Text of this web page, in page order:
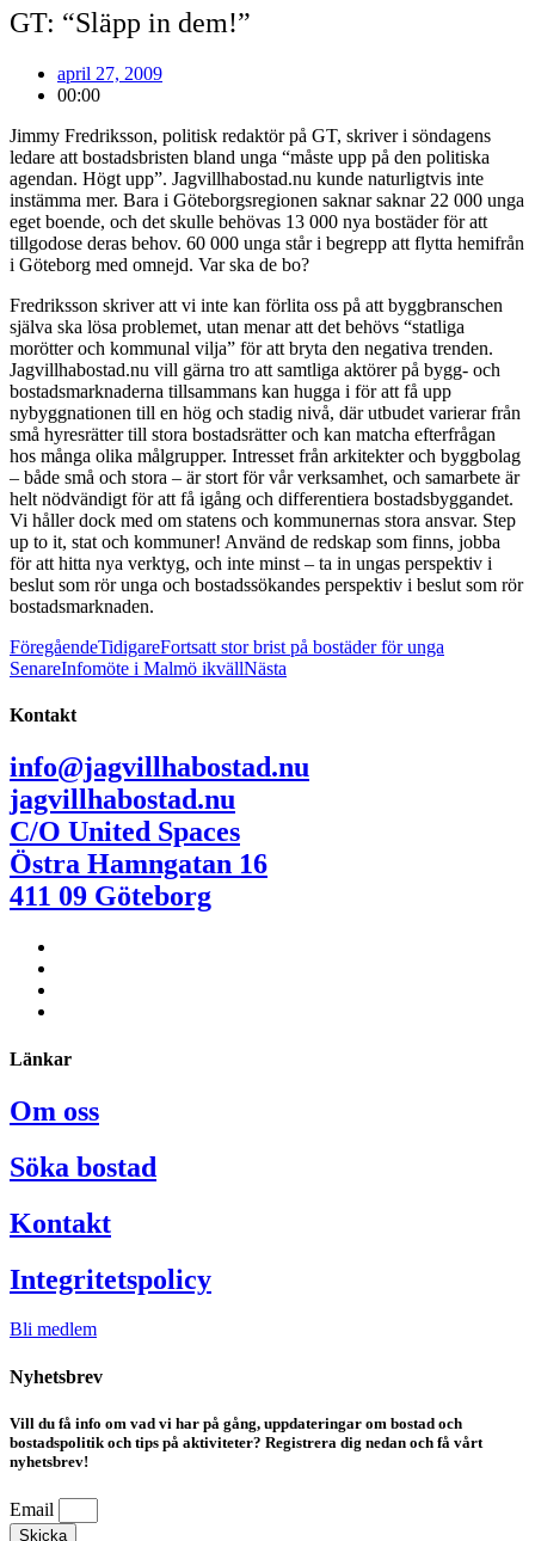
GT: “Släpp in dem!”
april 27, 2009
00:00
Jimmy Fredriksson, politisk redaktör på GT, skriver i söndagens
ledare att bostadsbristen bland unga “måste upp på den politiska
agendan. Högt upp”. Jagvillhabostad.nu kunde naturligtvis inte
instämma mer. Bara i Göteborgsregionen saknar saknar 22 000 unga
eget boende, och det skulle behövas 13 000 nya bostäder för att
tillgodose deras behov. 60 000 unga står i begrepp att flytta hemifrån
i Göteborg med omnejd. Var ska de bo?
Fredriksson skriver att vi inte kan förlita oss på att byggbranschen
själva ska lösa problemet, utan menar att det behövs “statliga
morötter och kommunal vilja” för att bryta den negativa trenden.
Jagvillhabostad.nu vill gärna tro att samtliga aktörer på bygg- och
bostadsmarknaderna tillsammans kan hugga i för att få upp
nybyggnationen till en hög och stadig nivå, där utbudet varierar från
små hyresrätter till stora bostadsrätter och kan matcha efterfrågan
hos många olika målgrupper. Intresset från arkitekter och byggbolag
– både små och stora – är stort för vår verksamhet, och samarbete är
helt nödvändigt för att få igång och differentiera bostadsbyggandet.
Vi håller dock med om statens och kommunernas stora ansvar. Step
up to it, stat och kommuner! Använd de redskap som finns, jobba
för att hitta nya verktyg, och inte minst – ta in ungas perspektiv i
beslut som rör unga och bostadssökandes perspektiv i beslut som rör
bostadsmarknaden.
FöregåendeTidigareFortsatt stor brist på bostäder för unga
SenareInfomöte i Malmö ikvällNästa
Kontakt
info@jagvillhabostad.nu
jagvillhabostad.nu
C/O United Spaces
Östra Hamngatan 16
411 09 Göteborg
Länkar
Om oss
Söka bostad
Kontakt
Integritetspolicy
Bli medlem
Nyhetsbrev
Vill du få info om vad vi har på gång, uppdateringar om bostad och
bostadspolitik och tips på aktiviteter? Registrera dig nedan och få vårt
nyhetsbrev!
Email
Skicka